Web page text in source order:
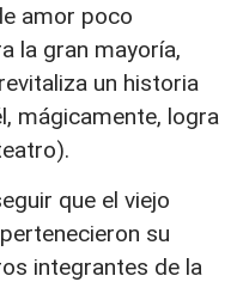
amor poco
la gran mayoría,
un historia
mágicamente, logra
que el viejo
su
integrantes de la